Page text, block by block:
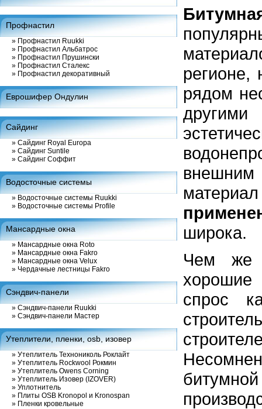
Профнастил
» Профнастил Ruukki
» Профнастил Альбатрос
» Профнастил Прушински
» Профнастил Сталекс
» Профнастил декоративный
Еврошифер Ондулин
Сайдинг
» Сайдинг Royal Europa
» Сайдинг Suntile
» Сайдинг Соффит
Водосточные системы
» Водосточные системы Ruukki
» Водосточные системы Profile
Мансардные окна
» Мансардные окна Roto
» Мансардные окна Fakro
» Мансардные окна Velux
» Чердачные лестницы Fakro
Сэндвич-панели
» Сэндвич-панели Ruukki
» Сэндвич-панели Мастер
Утеплители, пленки, osb, изовер
» Утеплитель Технониколь Роклайт
» Утеплитель Rockwool Рокмин
» Утеплитель Owens Corning
» Утеплитель Изовер (IZOVER)
» Уплотнитель
» Плиты OSB Kronopol и Kronospan
» Пленки кровельные
регионе,
рядом
внешним
широка.
Чем же
спрос